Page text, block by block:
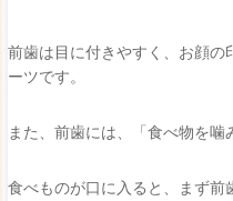
前歯は目に付きやすく、お顔の
ーツです。
また、前歯には、「食べ物を噛
食べものが口に入ると、まず前